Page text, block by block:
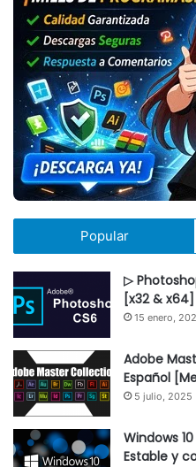
Popular
▷
[x32 &
15 enero,
Adobe
Español
5 julio, 2025
Windows
Estable y